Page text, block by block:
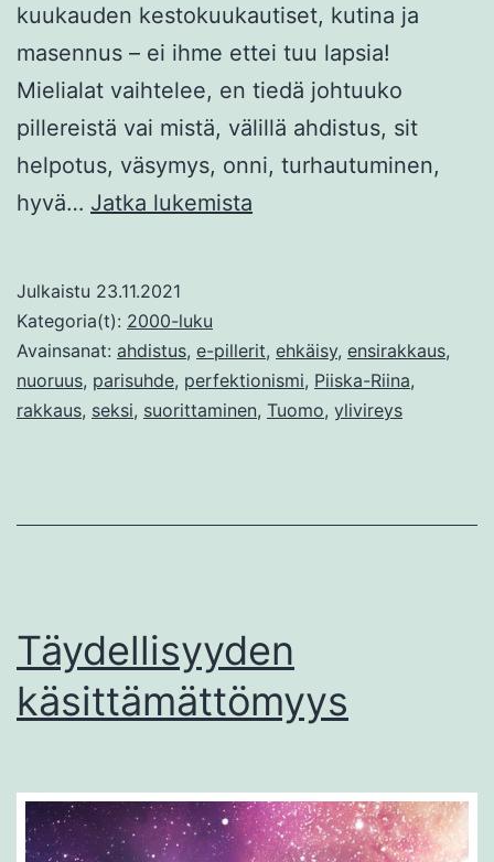
kuukauden kestokuukautiset, kutina ja
masennus – ei ihme ettei tuu lapsia!
Mielialat vaihtelee, en tiedä johtuuko
pillereistä vai mistä, välillä ahdistus, sit
helpotus, väsymys, onni, turhautuminen,
hyvä… Jatka lukemista
ja
nukkuminen
tuhlausta
Julkaistu 23.11.2021
Kategoria(t): 2000-luku
Avainsanat: ahdistus, e-pillerit, ehkäisy, ensirakkaus,
nuoruus, parisuhde, perfektionismi, Piiska-Riina,
rakkaus, seksi, suorittaminen, Tuomo, ylivireys
Täydellisyyden
käsittämättömyys